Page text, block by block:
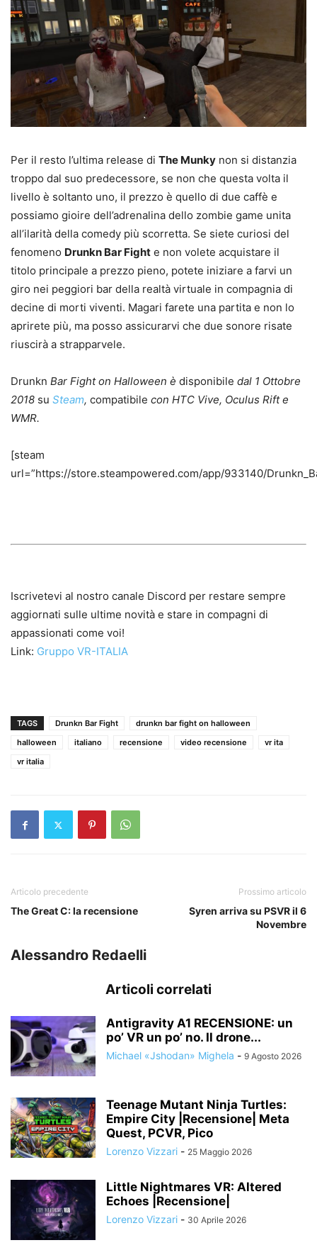
Per il resto l’ultima release di The Munky non si distanzia
troppo dal suo predecessore, se non che questa volta il
livello è soltanto uno, il prezzo è quello di due caffè e
possiamo gioire dell’adrenalina dello zombie game unita
all’ilarità della comedy più scorretta. Se siete curiosi del
fenomeno Drunkn Bar Fight e non volete acquistare il
titolo principale a prezzo pieno, potete iniziare a farvi un
giro nei peggiori bar della realtà virtuale in compagnia di
decine di morti viventi. Magari farete una partita e non lo
aprirete più, ma posso assicurarvi che due sonore risate
riuscirà a strapparvele.
Drunkn Bar Fight on Halloween è disponibile dal 1 Ottobre
2018 su Steam, compatibile con HTC Vive, Oculus Rift e
WMR.
[steam
url=”https://store.steampowered.com/app/933140/
Iscrivetevi al nostro canale Discord per restare sempre
aggiornati sulle ultime novità e stare in compagni di
appassionati come voi!
Link: Gruppo VR-ITALIA
TAGS Drunkn Bar Fight
drunkn bar fight on halloween
halloween
italiano recensione video recensione
vr ita
vr italia
Articolo precedente
The Great C: la recensione
Prossimo articolo
Syren arriva su PSVR il 6
Novembre
Alessandro Redaelli
Articoli correlati
Antigravity A1 RECENSIONE: un
po’ VR un po’ no. Il drone...
Michael «Jshodan» Mighela - 9 Agosto 2026
Teenage Mutant Ninja Turtles:
Empire City |Recensione| Meta
Quest, PCVR, Pico
Lorenzo Vizzari - 25 Maggio 2026
Little Nightmares VR: Altered
Echoes |Recensione|
Lorenzo Vizzari - 30 Aprile 2026